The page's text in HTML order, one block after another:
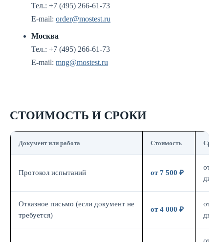
Тел.: +7 (495) 266-61-73
E-mail: order@mostest.ru
Москва
Тел.: +7 (495) 266-61-73
E-mail: mng@mostest.ru
СТОИМОСТЬ И СРОКИ
Документ или работа Стоимость Срок
Протокол испытаний от 7 500 ₽
от 7
дн.
Отказное письмо (если документ не
требуется)
от 4 000 ₽
от 3
дн.